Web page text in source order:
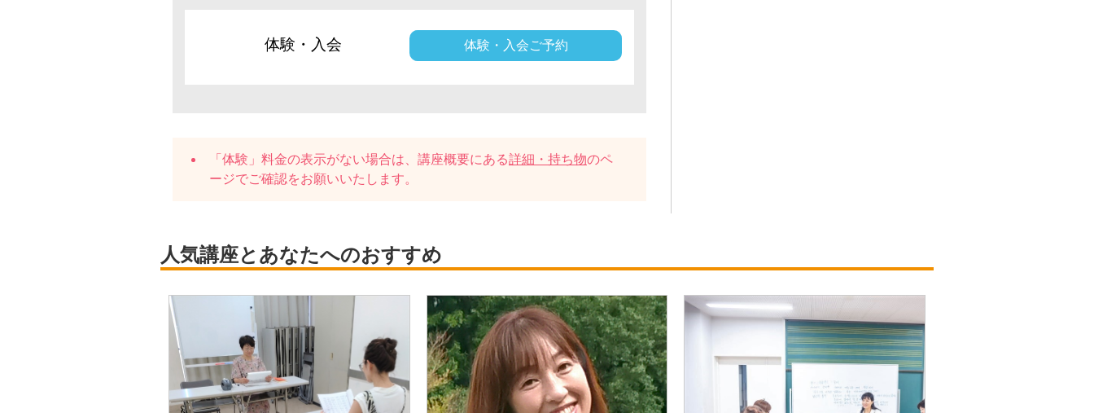
体験・入会 体験・入会ご予約
「体験」料金の表示がない場合は、講座概要にある詳細・持ち物のペ
ージでご確認をお願いいたします。